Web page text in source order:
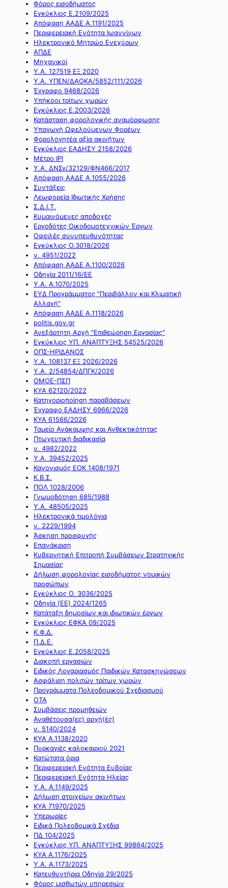
Φόρος εισοδήματος
Εγκύκλιος Ε.2109/2025
Απόφαση ΑΑΔΕ Α.1191/2025
Περιφερειακή Ενότητα Ιωαννίνων
Ηλεκτρονικό Μητρώο Ενεχύρων
ΑΠΔΕ
Μηχανικοί
Υ.Α. 127519 ΕΞ 2020
Υ.Α. ΥΠΕΝ/ΔΑΟΚΑ/5852/111/2026
Έγγραφο 9468/2026
Υπήκοοι τρίτων χωρών
Εγκύκλιος Ε.2003/2026
Κατάσταση φορολογικής αναμόρφωσης
Υπαγωγή Ωφελούμενων Φορέων
Φορολογητέα αξία ακινήτων
Εγκύκλιος ΕΑΔΗΣΥ 2158/2026
Μέτρο IPI
Υ.Α. ΔΝΣγ/32129/ΦΝ466/2017
Απόφαση ΑΑΔΕ Α.1055/2026
Συντάξεις
Λεωφορεία Ιδιωτικής Χρήσης
Σ.Δ.Ι.Τ.
Κυμαινόμενες αποδοχές
Εργοδότες Οικοδομοτεχνικών Έργων
Οφειλές συνυπευθυνότητας
Εγκύκλιος Ο.3018/2026
ν. 4951/2022
Απόφαση ΑΑΔΕ Α.1100/2026
Οδηγία 2011/16/ΕΕ
Υ.Α. Α.1070/2025
ΕΥΔ Προγράμματος "Περιβάλλον και Κλιματική
Αλλαγή"
Απόφαση ΑΑΔΕ Α.1118/2026
politis.gov.gr
Ανεξάρτητη Αρχή "Επιθεώρηση Εργασίας"
Εγκύκλιος ΥΠ. ΑΝΑΠΤΥΞΗΣ 54525/2026
ΟΠΣ-ΗΡΙΔΑΝΟΣ
Υ.Α. 108137 ΕΞ 2026/2026
Υ.Α. 2/54854/ΔΠΓΚ/2026
ΟΜΟΕ-ΠΣΠ
ΚΥΑ 62120/2022
Κατηγοριοποίηση παραβάσεων
Έγγραφο ΕΑΔΗΣΥ 6966/2026
ΚΥΑ 61566/2026
Ταμείο Ανάκαμψης και Ανθεκτικότητας
Πτωχευτική διαδικασία
ν. 4982/2022
Υ.Α. 39452/2025
Κανονισμός ΕΟΚ 1408/1971
Κ.Β.Σ.
ΠΟΛ 1028/2006
Γνωμοδότηση 685/1988
Υ.Α. 48505/2025
Ηλεκτρονικά τιμολόγια
ν. 2229/1994
Άσκηση προσφυγής
Επανάκριση
Κυβερνητική Επιτροπή Συμβάσεων Στρατηγικής
Σημασίας
Δήλωση φορολογίας εισοδήματος νομικών
προσώπων
Εγκύκλιος Ο. 3036/2025
Οδηγία (ΕΕ) 2024/1265
Κατάταξη δημοσίων και ιδιωτικών έργων
Εγκύκλιος ΕΦΚΑ 09/2025
Κ.Φ.Δ.
Π.Δ.Ε.
Εγκύκλιος Ε.2058/2025
Διακοπή εργασιών
Ειδικός Λογαριασμός Παιδικών Κατασκηνώσεων
Ασφάλιση πολιτών τρίτων χωρών
Προγράμματα Πολεοδομικού Σχεδιασμού
ΟΤΑ
Συμβάσεις προμηθειών
Αναθέτουσα(ες) αρχή(ές)
ν. 5140/2024
ΚΥΑ Α.1138/2020
Πυρκαγιές καλοκαιριού 2021
Κατώτατα όρια
Περιφερειακή Ενότητα Ευβοίας
Περιφερειακή Ενότητα Ηλείας
Υ.Α. Α.1149/2025
Δήλωση στοιχείων ακινήτων
ΚΥΑ 71970/2025
Υπερωρίες
Ειδικά Πολεοδομικά Σχέδια
ΠΔ 104/2025
Εγκύκλιος ΥΠ. ΑΝΑΠΤΥΞΗΣ 99864/2025
ΚΥΑ Α.1176/2025
Υ.Α. Α.1173/2025
Κατευθυντήρια Οδηγία 29/2025
Φόρος μισθωτών υπηρεσιών